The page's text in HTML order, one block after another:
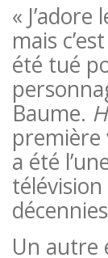
«
mais
été tué
Baume.
première
a été
Un autre